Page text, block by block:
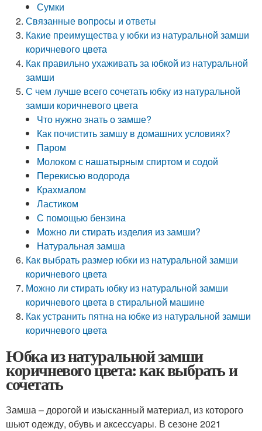
Сумки
Связанные вопросы и ответы
Какие преимущества у юбки из натуральной замши
коричневого цвета
Как правильно ухаживать за юбкой из натуральной
замши
С чем лучше всего сочетать юбку из натуральной
замши коричневого цвета
Что нужно знать о замше?
Как почистить замшу в домашних условиях?
Паром
Молоком с нашатырным спиртом и содой
Перекисью водорода
Крахмалом
Ластиком
С помощью бензина
Можно ли стирать изделия из замши?
Натуральная замша
Как выбрать размер юбки из натуральной замши
коричневого цвета
Можно ли стирать юбку из натуральной замши
коричневого цвета в стиральной машине
Как устранить пятна на юбке из натуральной замши
коричневого цвета
Юбка из натуральной замши
коричневого цвета: как выбрать и
сочетать
Замша – дорогой и изысканный материал, из которого
шьют одежду, обувь и аксессуары. В сезоне 2021